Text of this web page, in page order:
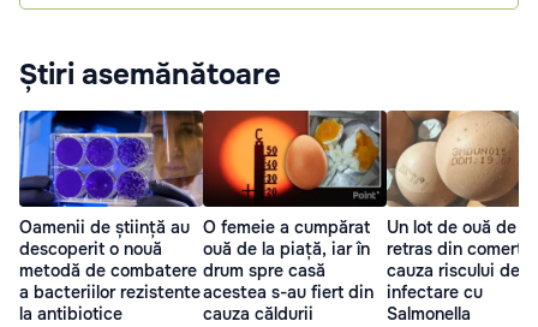
Știri asemănătoare
Oamenii de știință au
descoperit o nouă
metodă de combatere
a bacteriilor rezistente
la antibiotice
O femeie a cumpărat
ouă de la piață, iar în
drum spre casă
acestea s-au fiert din
cauza căldurii
Un lot de ouă de
retras din comerț
cauza riscului de
infectare cu
Salmonella